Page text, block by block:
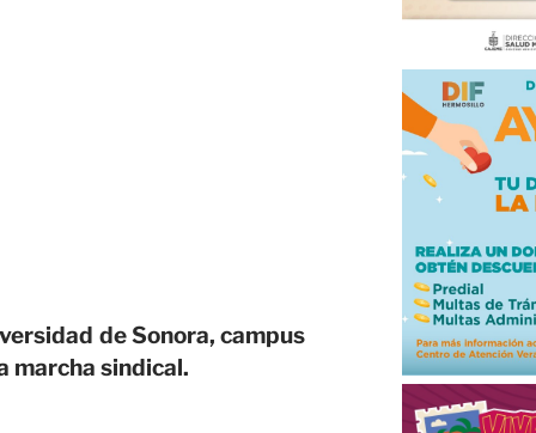
de Sonora, campus
marcha sindical.